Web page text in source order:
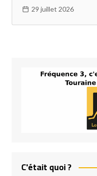
29 juillet 2026
C'était quoi ?